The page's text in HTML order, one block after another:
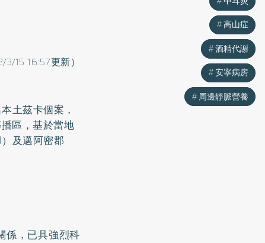
15 16:57更新）
土茲卡個案，
區，基於當地
及邁阿密郡
係，已具強烈科
高山症
酒精代謝
安寧病房
周邊靜脈營養
高山症
酒精代謝
安寧病房
周邊靜脈營養